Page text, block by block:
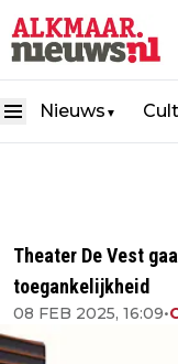
Nieuws ▼
Theater De Vest
toegankelijkheid
08 FEB 2025, 16:09•